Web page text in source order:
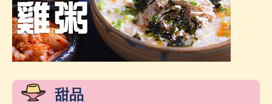
甜品